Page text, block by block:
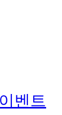
벤트